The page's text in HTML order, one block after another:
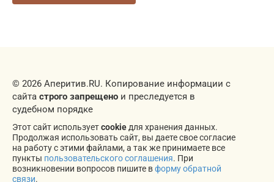
© 2026 Аперитив.RU. Копирование информации с
сайта строго запрещено и преследуется в
судебном порядке
Этот сайт используетcookie для хранения данных.
Продолжая использовать сайт, вы даете свое согласие
на работу с этими файлами, а так же принимаете все
пункты пользовательского соглашения. При
возникновении вопросов пишите вформу обратной
связи.